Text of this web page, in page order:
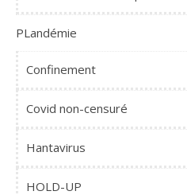
PLandémie
Confinement
Covid non-censuré
Hantavirus
HOLD-UP